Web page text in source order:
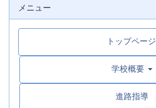
メニュー
トップページ
学校概要
進路指導